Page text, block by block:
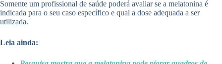
Somente um profissional de saúde poderá avaliar se a melatonina é
indicada para o seu caso específico e qual a dose adequada a ser
utilizada.
Leia ainda: